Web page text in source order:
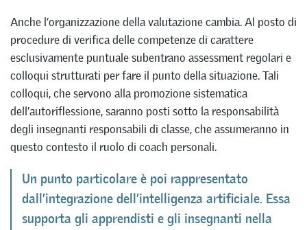
Anche l’organizzazione della valutazione cambia. Al posto di
procedure di verifica delle competenze di carattere
esclusivamente puntuale subentrano assessment regolari e
colloqui strutturati per fare il punto della situazione. Tali
colloqui, che servono alla promozione sistematica
dell’autoriflessione, saranno posti sotto la responsabilità
degli insegnanti responsabili di classe, che assumeranno in
questo contesto il ruolo di coach personali.
Un punto particolare è poi rappresentato
dall’integrazione dell’intelligenza artificiale. Essa
supporta gli apprendisti e gli insegnanti nella